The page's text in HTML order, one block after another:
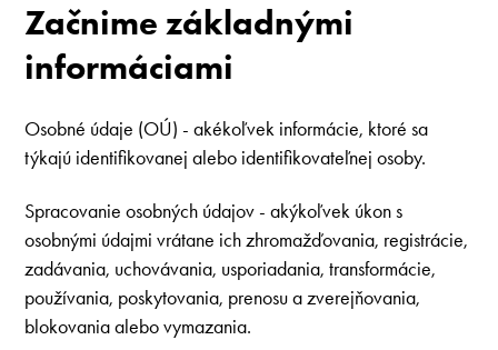
Začnime základnými
informáciami
Osobné údaje (OÚ) - akékoľvek informácie, ktoré sa
týkajú identifikovanej alebo identifikovateľnej osoby.
Spracovanie osobných údajov - akýkoľvek úkon s
osobnými údajmi vrátane ich zhromažďovania, registrácie,
zadávania, uchovávania, usporiadania, transformácie,
používania, poskytovania, prenosu a zverejňovania,
blokovania alebo vymazania.